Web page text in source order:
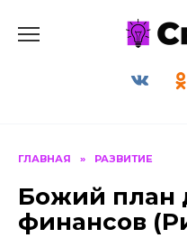
ГЛАВНАЯ » РАЗВИТИЕ
Божий план
финансов